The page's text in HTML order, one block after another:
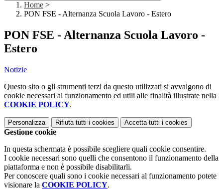
Home >
PON FSE - Alternanza Scuola Lavoro - Estero
PON FSE - Alternanza Scuola Lavoro -
Estero
Notizie
Questo sito o gli strumenti terzi da questo utilizzati si avvalgono di
cookie necessari al funzionamento ed utili alle finalità illustrate nella
COOKIE POLICY.
Personalizza Rifiuta tutti i cookies Accetta tutti i cookies
Gestione cookie
In questa schermata è possibile scegliere quali cookie consentire.
I cookie necessari sono quelli che consentono il funzionamento della
piattaforma e non è possibile disabilitarli.
Per conoscere quali sono i cookie necessari al funzionamento potete
visionare la COOKIE POLICY.